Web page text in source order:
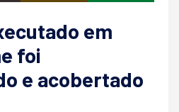
em
foi
e acobertado